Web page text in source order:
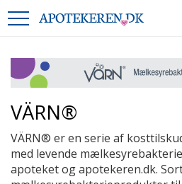
VÄRN®
VÄRN® er en serie af
med levende
apoteket og apotekeren.dk.